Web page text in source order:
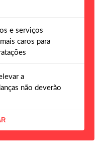
e serviços
caros para
a
não deverão